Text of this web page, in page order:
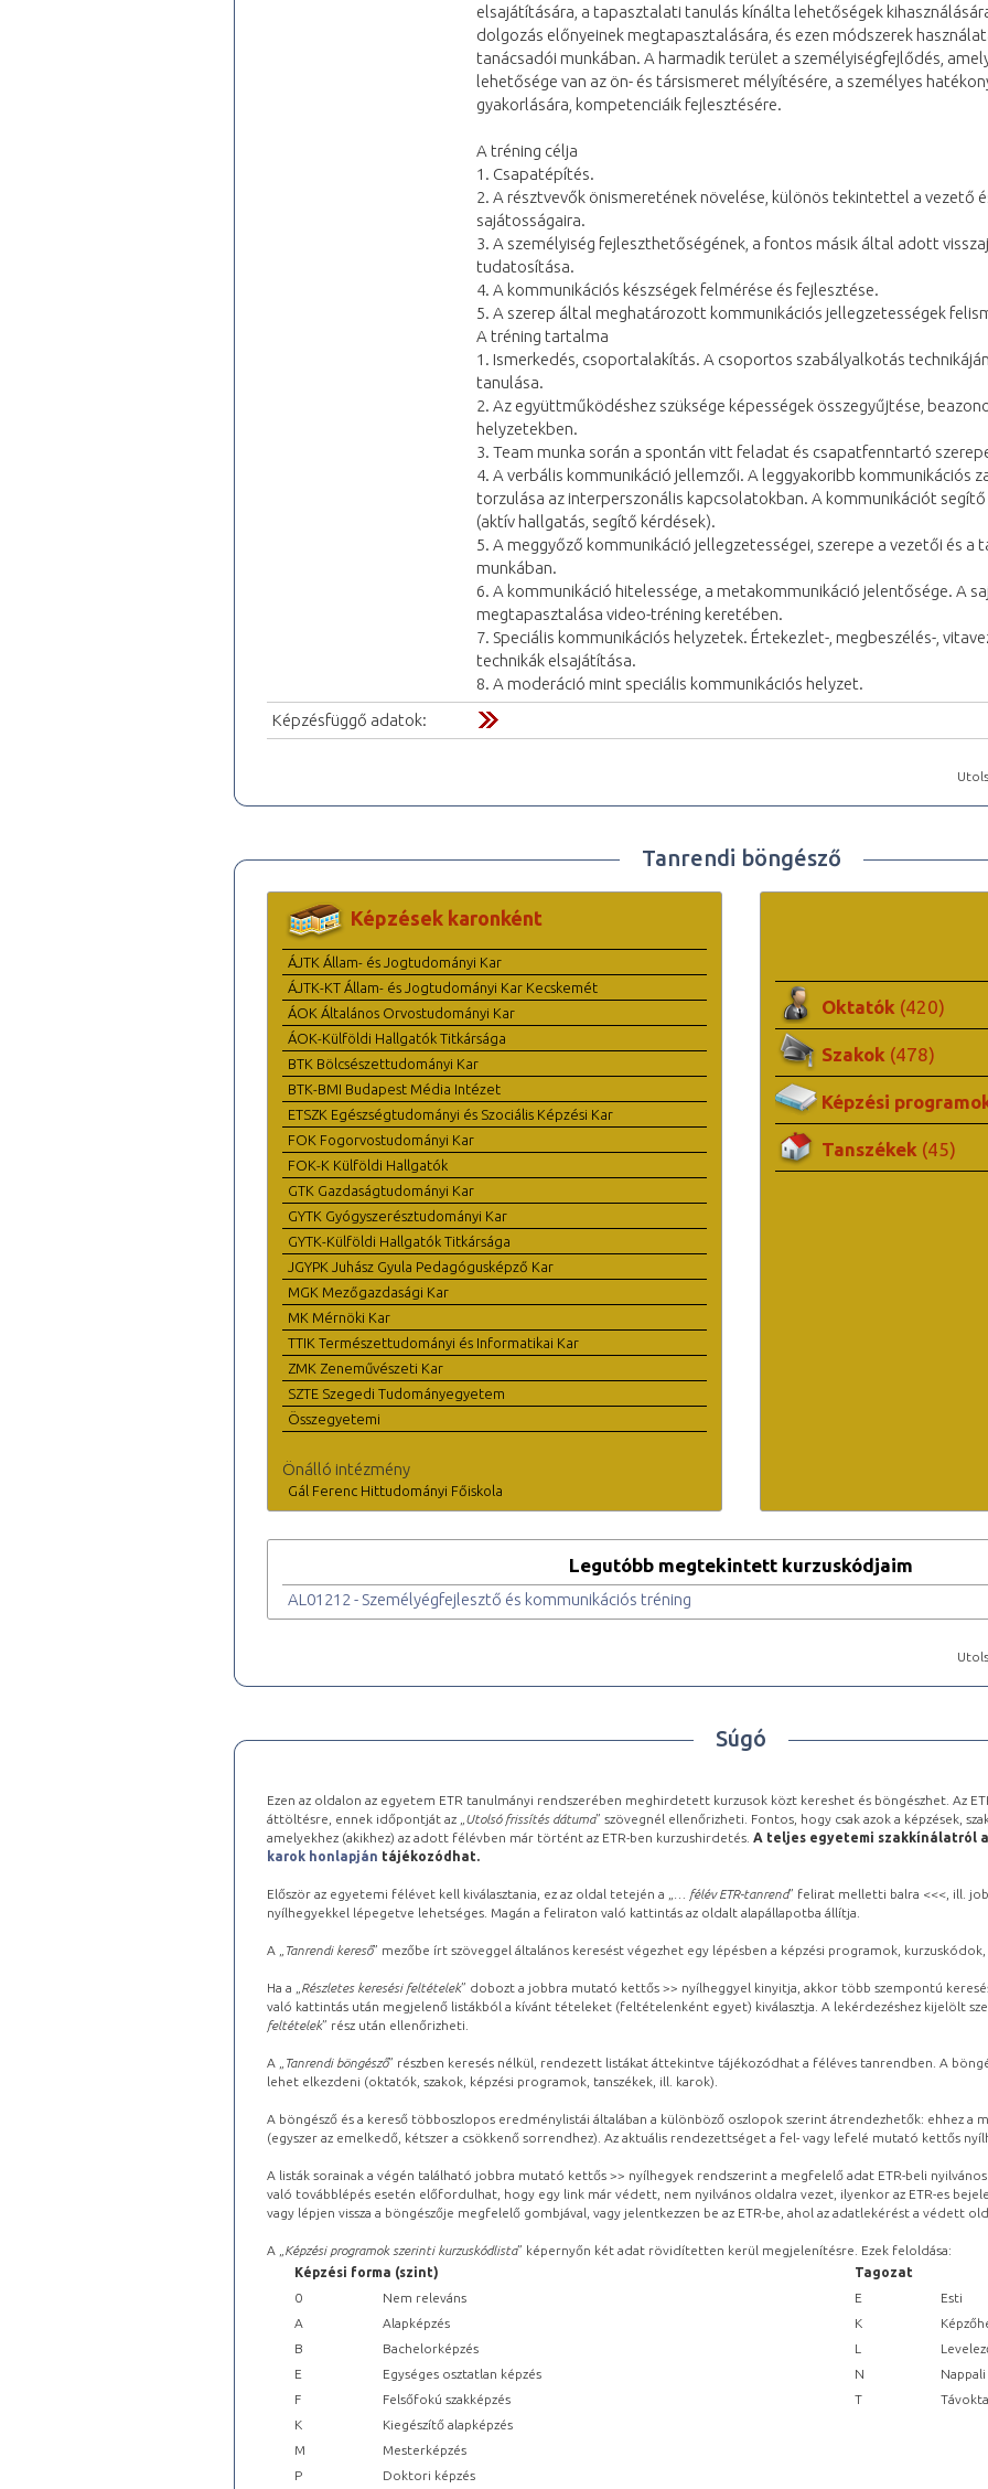
elsajátítására, a tapasztalati tanulás kínálta lehetőségek
dolgozás előnyeinek megtapasztalására, és ezen módszerek
tanácsadói munkában. A harmadik terület a személyiségfejlődés,
lehetősége van az ön- és társismeret mélyítésére, a személyes
gyakorlására, kompetenciáik fejlesztésére.
A tréning célja
1. Csapatépítés.
2. A résztvevők önismeretének növelése, különös tekintettel a vezető
sajátosságaira.
3. A személyiség fejleszthetőségének, a fontos másik által adott
tudatosítása.
4. A kommunikációs készségek felmérése és fejlesztése.
5. A szerep által meghatározott kommunikációs jellegzetességek
A tréning tartalma
1. Ismerkedés, csoportalakítás. A csoportos szabályalkotás
tanulása.
2. Az együttműködéshez szüksége képességek összegyűjtése,
helyzetekben.
3. Team munka során a spontán vitt feladat és csapatfenntartó
4. A verbális kommunikáció jellemzői. A leggyakoribb kommunikációs
torzulása az interperszonális kapcsolatokban. A kommunikációt
(aktív hallgatás, segítő kérdések).
5. A meggyőző kommunikáció jellegzetességei, szerepe a vezetői és a
munkában.
6. A kommunikáció hitelessége, a metakommunikáció jelentősége. A
megtapasztalása video-tréning keretében.
7. Speciális kommunikációs helyzetek. Értekezlet-, megbeszélés-,
technikák elsajátítása.
8. A moderáció mint speciális kommunikációs helyzet.
Képzésfüggő adatok:
Tanrendi böngésző
Képzések karonként
ÁJTK Állam- és Jogtudományi Kar
ÁJTK-KT Állam- és Jogtudományi Kar Kecskemét
ÁOK Általános Orvostudományi Kar
ÁOK-Külföldi Hallgatók Titkársága
BTK Bölcsészettudományi Kar
BTK-BMI Budapest Média Intézet
ETSZK Egészségtudományi és Szociális Képzési Kar
FOK Fogorvostudományi Kar
FOK-K Külföldi Hallgatók
GTK Gazdaságtudományi Kar
GYTK Gyógyszerésztudományi Kar
GYTK-Külföldi Hallgatók Titkársága
JGYPK Juhász Gyula Pedagógusképző Kar
MGK Mezőgazdasági Kar
MK Mérnöki Kar
TTIK Természettudományi és Informatikai Kar
ZMK Zeneművészeti Kar
SZTE Szegedi Tudományegyetem
Összegyetemi
Önálló intézmény
Gál Ferenc Hittudományi Főiskola
Oktatók (420)
Szakok (478)
Képzési
Tanszékek (45)
Legutóbb megtekintett kurzuskódjaim
AL01212 - Személyégfejlesztő és kommunikációs tréning
Súgó
Ezen az oldalon az egyetem ETR tanulmányi rendszerében meghirdetett kurzusok közt kereshet és böngészhet. Az
áttöltésre, ennek időpontját az „ Utolsó frissítés dátuma” szövegnél ellenőrizheti. Fontos, hogy csak azok a képzések,
amelyekhez (akikhez) az adott félévben már történt az ETR-ben kurzushirdetés. A teljes egyetemi szakkínálatról a
karok honlapján tájékozódhat.
Először az egyetemi félévet kell kiválasztania, ez az oldal tetején a „ … félév ETR-tanrend” felirat melletti balra <<<, ill.
nyílhegyekkel lépegetve lehetséges. Magán a feliraton való kattintás az oldalt alapállapotba állítja.
A „ Tanrendi kereső” mezőbe írt szöveggel általános keresést végezhet egy lépésben a képzési programok,
Ha a „ Részletes keresési feltételek” dobozt a jobbra mutató kettős >> nyílheggyel kinyitja, akkor több szempontú
való kattintás után megjelenő listákból a kívánt tételeket (feltételenként egyet) kiválasztja. A lekérdezéshez kijelölt
feltételek” rész után ellenőrizheti.
A „ Tanrendi böngésző” részben keresés nélkül, rendezett listákat áttekintve tájékozódhat a féléves tanrendben. A
lehet elkezdeni (oktatók, szakok, képzési programok, tanszékek, ill. karok).
A böngésző és a kereső többoszlopos eredménylistái általában a különböző oszlopok szerint átrendezhetők: ehhez a
(egyszer az emelkedő, kétszer a csökkenő sorrendhez). Az aktuális rendezettséget a fel- vagy lefelé mutató kettős
A listák sorainak a végén található jobbra mutató kettős >> nyílhegyek rendszerint a megfelelő adat ETR-beli
való továbblépés esetén előfordulhat, hogy egy link már védett, nem nyilvános oldalra vezet, ilyenkor az ETR-es
vagy lépjen vissza a böngészője megfelelő gombjával, vagy jelentkezzen be az ETR-be, ahol az adatlekérést a védett
A „ Képzési programok szerinti kurzuskódlista” képernyőn két adat rövidítetten kerül megjelenítésre. Ezek feloldása:
Képzési forma (szint)
Tagozat
0
Nem releváns E
Esti
A
Alapképzés K
B
Bachelorképzés L
E
Egységes osztatlan képzés N
Nappali
F
Felsőfokú szakképzés T
K
Kiegészítő alapképzés
M
Mesterképzés
P
Doktori képzés